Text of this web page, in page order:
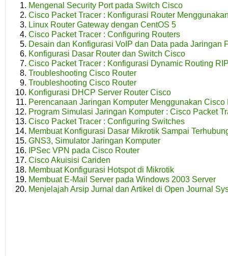
Mengenal Security Port pada Switch Cisco
Cisco Packet Tracer : Konfigurasi Router
Linux Router Gateway dengan CentOS 5
Cisco Packet Tracer : Configuring Routers
Desain dan Konfigurasi VoIP dan Data pada Jaringan
Konfigurasi Dasar Router dan Switch Cisco
Cisco Packet Tracer : Konfigurasi Dynamic Routing
Troubleshooting Cisco Router
Troubleshooting Cisco Router
Konfigurasi DHCP Server Router Cisco
Perencanaan Jaringan Komputer Menggunakan Cisco
Program Simulasi Jaringan Komputer : Cisco Packet
Cisco Packet Tracer : Configuring Switches
Membuat Konfigurasi Dasar Mikrotik Sampai
GNS3, Simulator Jaringan Komputer
IPSec VPN pada Cisco Router
Cisco Akuisisi Cariden
Membuat Konfigurasi Hotspot di Mikrotik
Membuat E-Mail Server pada Windows 2003 Server
Menjelajah Arsip Jurnal dan Artikel di Open Journal